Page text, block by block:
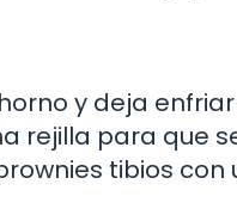
y deja
rejilla para que
tibios